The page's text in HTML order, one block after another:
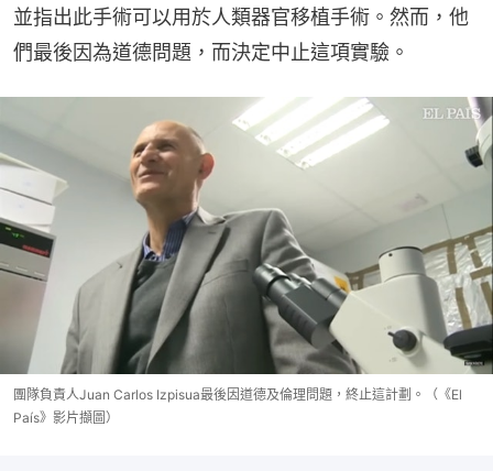
並指出此手術可以用於人類器官移植手術。然而，他
們最後因為道德問題，而決定中止這項實驗。
團隊負責人Juan Carlos Izpisua最後因道德及倫理問題，終止這計劃。（《El
País》影片擷圖）